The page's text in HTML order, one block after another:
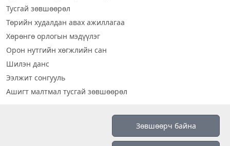
Тусгай зөвшөөрөл
Төрийн худалдан авах ажиллагаа
Хөрөнгө орлогын мэдүүлэг
Орон нутгийн хөгжлийн сан
Шилэн данс
Ээлжит сонгууль
Ашигт малтмал тусгай зөвшөөрөл
Зөвшөөрч байна